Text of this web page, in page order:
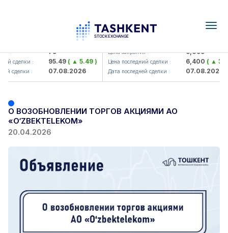
: 79
сделки : 95.49( ▲ 5.49 )
сделки : 07.08.2026
UZMK (<O'zmetkombinat> AJ)
Цена закрытия : 6,099
Цена последний сделки : 6,400( ▲
Дата последней сделки : 07.08.2026
О ВОЗОБНОВЛЕНИИ ТОРГОВ АКЦИЯМИ АО
«O‘ZBEKTELEKOM»
20.04.2026